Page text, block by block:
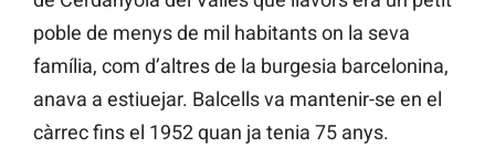
poble de menys de mil habitants on la seva
família, com d’altres de la burgesia barcelonina,
anava a estiuejar. Balcells va mantenir-se en el
càrrec fins el 1952 quan ja tenia 75 anys.